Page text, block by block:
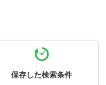
保存した検索条件